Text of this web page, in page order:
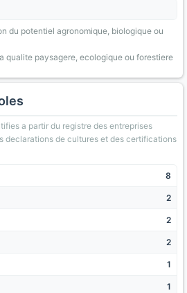
du potentiel agronomique, biologique ou
qualite paysagere, ecologique ou forestiere
a partir du registre des entreprises
declarations de cultures et des certifications
8
2
2
2
1
1